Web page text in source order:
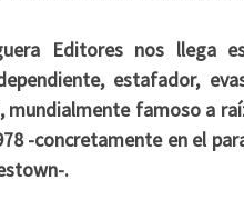
Editores nos llega
estafador,
mundialmente famoso a
-concretamente en el
.